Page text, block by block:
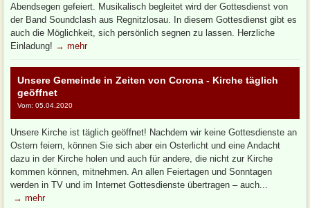
Abendsegen gefeiert. Musikalisch begleitet wird der Gottesdienst von
der Band Soundclash aus Regnitzlosau. In diesem Gottesdienst gibt es
auch die Möglichkeit, sich persönlich segnen zu lassen. Herzliche
Einladung! → mehr
Unsere Gemeinde in Zeiten von Corona - Kirche täglich
geöffnet
Vom: 05.04.2020
Unsere Kirche ist täglich geöffnet! Nachdem wir keine Gottesdienste an
Ostern feiern, können Sie sich aber ein Osterlicht und eine Andacht
dazu in der Kirche holen und auch für andere, die nicht zur Kirche
kommen können, mitnehmen. An allen Feiertagen und Sonntagen
werden in TV und im Internet Gottesdienste übertragen – auch...
→ mehr